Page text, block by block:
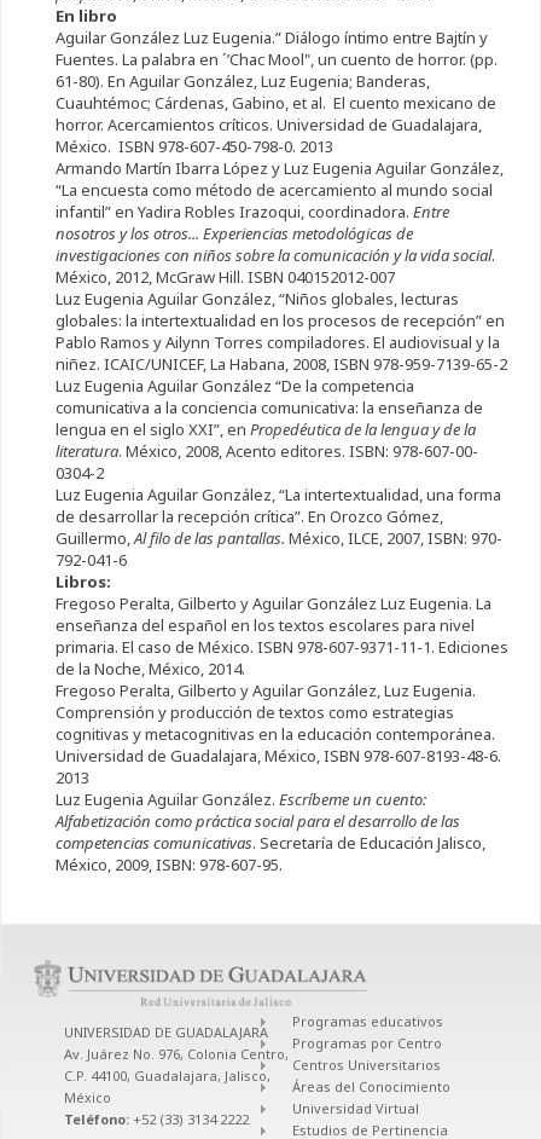
En libro
Aguilar González Luz Eugenia.” Diálogo íntimo entre Bajtín y
Fuentes. La palabra en ´’Chac Mool", un cuento de horror. (pp.
61-80). En Aguilar González, Luz Eugenia; Banderas,
Cuauhtémoc; Cárdenas, Gabino, et al. El cuento mexicano de
horror. Acercamientos críticos. Universidad de Guadalajara,
México. ISBN 978-607-450-798-0. 2013
Armando Martín Ibarra López y Luz Eugenia Aguilar González,
“La encuesta como método de acercamiento al mundo social
infantil” en Yadira Robles Irazoqui, coordinadora. Entre
nosotros y los otros... Experiencias metodológicas de
investigaciones con niños sobre la comunicación y la vida social.
México, 2012, McGraw Hill. ISBN 040152012-007
Luz Eugenia Aguilar González, “Niños globales, lecturas
globales: la intertextualidad en los procesos de recepción” en
Pablo Ramos y Ailynn Torres compiladores. El audiovisual y la
niñez. ICAIC/UNICEF, La Habana, 2008, ISBN 978-959-7139-65-2
Luz Eugenia Aguilar González “De la competencia
comunicativa a la conciencia comunicativa: la enseñanza de
lengua en el siglo XXI”, en Propedéutica de la lengua y de la
literatura. México, 2008, Acento editores. ISBN: 978-607-00-
0304-2
Luz Eugenia Aguilar González, “La intertextualidad, una forma
de desarrollar la recepción crítica”. En Orozco Gómez,
Guillermo,Al filo de las pantallas. México, ILCE, 2007, ISBN: 970-
792-041-6
Libros:
Fregoso Peralta, Gilberto y Aguilar González Luz Eugenia. La
enseñanza del español en los textos escolares para nivel
primaria. El caso de México. ISBN 978-607-9371-11-1. Ediciones
de la Noche, México, 2014.
Fregoso Peralta, Gilberto y Aguilar González, Luz Eugenia.
Comprensión y producción de textos como estrategias
cognitivas y metacognitivas en la educación contemporánea.
Universidad de Guadalajara, México, ISBN 978-607-8193-48-6.
2013
Luz Eugenia Aguilar González. Escríbeme un cuento:
Alfabetización como práctica social para el desarrollo de las
competencias comunicativas. Secretaría de Educación Jalisco,
México, 2009, ISBN: 978-607-95.
UNIVERSIDAD DE GUADALAJARA
Av. Juárez No. 976, Colonia Centro,
C.P. 44100, Guadalajara, Jalisco,
México
Teléfono: +52 (33) 3134 2222
Programas educativos
Programas por Centro
Centros Universitarios
Áreas del Conocimiento
Universidad Virtual
Estudios de Pertinencia